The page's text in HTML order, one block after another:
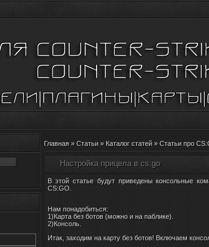
Главная» Статьи» Каталог статей» Статьи про
Настройка прицела в cs:go
В этой статье будут приведены консольные
CS:GO.
Нам понадобиться:
1)Карта без ботов (можно и на паблике).
2)Консоль.
Итак, заходим на карту без ботов! Включаем